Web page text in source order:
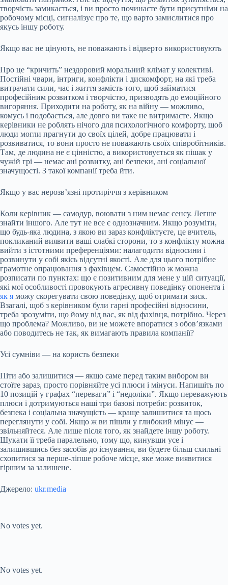
творчість замикається, і ви просто починаєте бути присутніми на
робочому місці, сигналізує про те, що варто замислитися про
якусь іншу роботу.
Якщо вас не цінують, не поважають і відверто використовують
Про це “кричить” нездоровий моральний клімат у колективі.
Постійні чвари, інтриги, конфлікти і дискомфорт, на які треба
витрачати сили, час і життя замість того, щоб займатися
професійним розвитком і творчістю, призводять до емоційного
вигоряння. Приходити на роботу, як на війну — можливо,
комусь і подобається, але довго ви таке не витримаєте. Якщо
керівники не роблять нічого для психологічного комфорту, щоб
люди могли прагнути до своїх цілей, добре працювати і
розвиватися, то вони просто не поважають своїх співробітників.
Там, де людина не є цінністю, а використовується як пішак у
чужій грі — немає ані розвитку, ані безпеки, ані соціальної
значущості. З такої компанії треба йти.
Якщо у вас нерозв’язні протиріччя з керівником
Коли керівник — самодур, воювати з ним немає сенсу. Легше
знайти іншого. Але тут не все є однозначним. Якщо розуміти,
що будь-яка людина, з якою ви зараз конфліктуєте, це вчитель,
покликаний виявити ваші слабкі сторони, то з конфлікту можна
вийти з істотними преференціями: налагодити відносини і
розвинути у собі якісь відсутні якості. Але для цього потрібне
грамотне опрацювання з фахівцем. Самостійно ж можна
розписати по пунктах: що є позитивним для мене у цій ситуації,
які мої особливості провокують агресивну поведінку опонента і
як я можу скорегувати свою поведінку, щоб отримати зиск.
Взагалі, щоб з керівником були гарні професійні відносини,
треба зрозуміти, що йому від вас, як від фахівця, потрібно. Через
що проблема? Можливо, ви не можете впоратися з обов’язками
або поводитесь не так, як вимагають правила компанії?
Усі сумніви — на користь безпеки
Піти або залишитися — якщо саме перед таким вибором ви
стоїте зараз, просто порівняйте усі плюси і мінуси. Напишіть по
10 позицій у графах “переваги” і “недоліки”. Якщо переважують
плюси і дотримуються наші три базові потреби: розвиток,
безпека і соціальна значущість — краще залишитися та щось
переглянути у собі. Якщо ж ви пішли у глибокий мінус —
звільняйтеся. Але лише після того, як знайдете іншу роботу.
Шукати її треба паралельно, тому що, кинувши усе і
залишившись без засобів до існування, ви будете більш схильні
схопитися за перше-ліпше робоче місце, яке може виявитися
гіршим за залишене.
Джерело: ukr.media
No votes yet.
No votes yet.